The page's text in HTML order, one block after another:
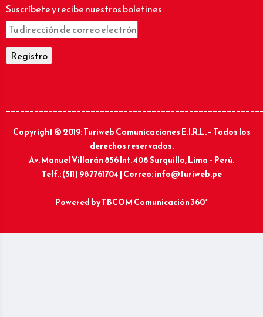
Suscríbete y recibe nuestros boletines:
Copyright © 2019: Turiweb Comunicaciones E.I.R.L. – Todos los
derechos reservados.
Av. Manuel Villarán 856 Int. 408 Surquillo, Lima – Perú.
Telf.: (511) 987761704 | Correo: info@turiweb.pe
Powered byTBCOM Comunicación 360°